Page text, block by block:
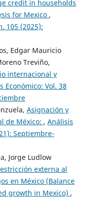
credit in households
for Mexico ,
105 (2025):
Edgar Mauricio
Treviño,
internacional y
Económico: Vol. 38
Asignación y
de México: , Análisis
Septiembre-
Jorge Ludlow
externa al
en México (Balance
growth in Mexico) ,